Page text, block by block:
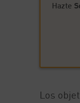
Hazte
Los